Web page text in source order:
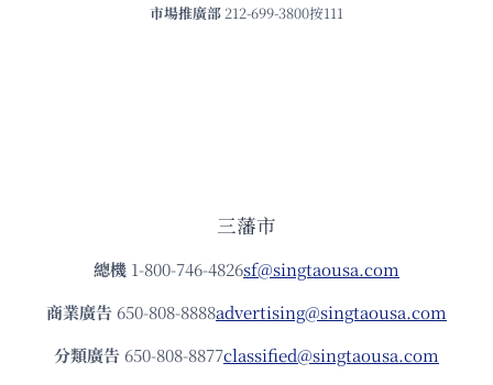
市場推廣部 212-699-3800按111
三藩市
總機 1-800-746-4826sf@singtaousa.com
商業廣告 650-808-8888advertising@singtaousa.com
分類廣告 650-808-8877classified@singtaousa.com